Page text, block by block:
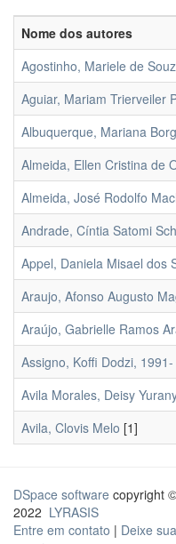
Nome dos autores
Agostinho, Mariele de
Aguiar, Mariam Trierveiler
Albuquerque, Mariana
Almeida, Ellen Cristina de
Almeida, José Rodolfo
Andrade, Cíntia Satomi
Appel, Daniela Misael dos
Araujo, Afonso Augusto
Araújo, Gabrielle Ramos
Assigno, Koffi Dodzi, 1991-
Avila Morales, Deisy
Avila, Clovis Melo [1]
DSpace software copyright
2022 LYRASIS
Entre em contato | Deixe sua